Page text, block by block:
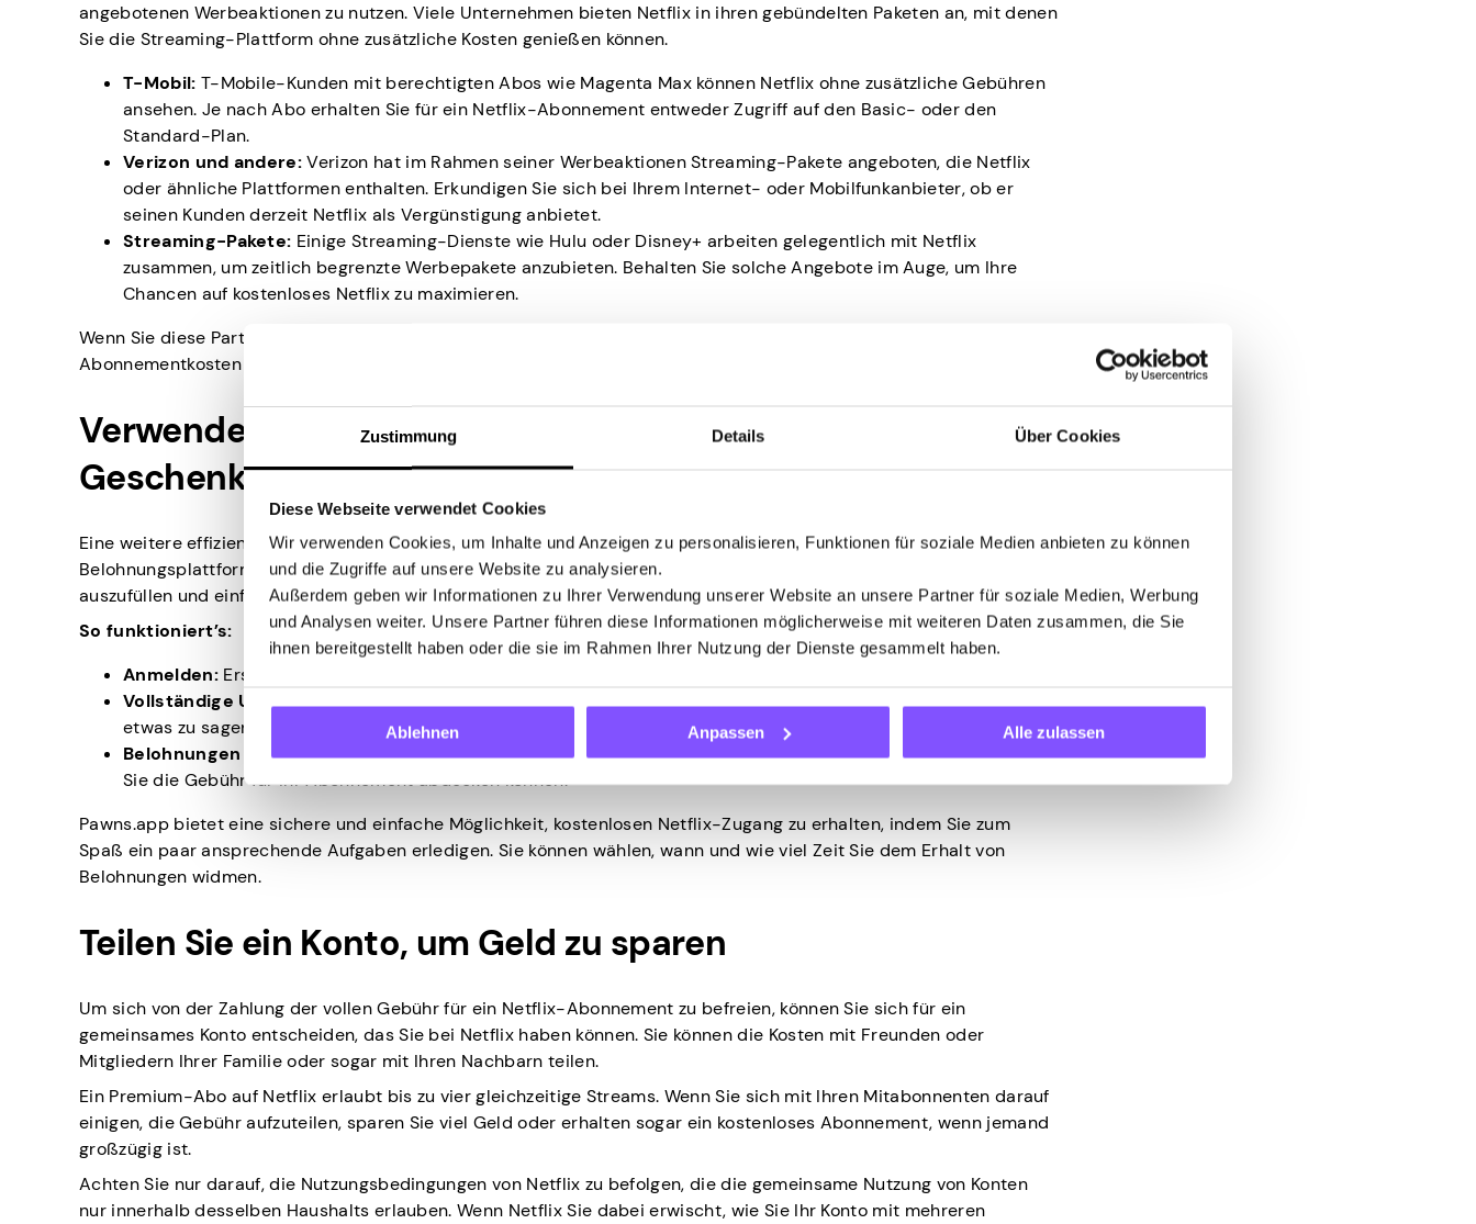
Zustimmung Details Über Cookies
Diese Webseite verwendet Cookies
Wir verwenden Cookies, um Inhalte und Anzeigen zu personalisieren, Funktionen für soziale Medien anbieten zu können
und die Zugriffe auf unsere Website zu analysieren.
Außerdem geben wir Informationen zu Ihrer Verwendung unserer Website an unsere Partner für soziale Medien, Werbung
und Analysen weiter. Unsere Partner führen diese Informationen möglicherweise mit weiteren Daten zusammen, die Sie
ihnen bereitgestellt haben oder die sie im Rahmen Ihrer Nutzung der Dienste gesammelt haben.
Ablehnen Anpassen Alle zulassen
angebotenen Werbeaktionen zu nutzen. Viele Unternehmen bieten Netflix in ihren gebündelten Paketen an, mit denen
Sie die Streaming-Plattform ohne zusätzliche Kosten genießen können.
T-Mobil: T-Mobile-Kunden mit berechtigten Abos wie Magenta Max können Netflix ohne zusätzliche Gebühren
ansehen. Je nach Abo erhalten Sie für ein Netflix-Abonnement entweder Zugriff auf den Basic- oder den
Standard-Plan.
Verizon und andere:Verizon hat im Rahmen seiner Werbeaktionen Streaming-Pakete angeboten, die Netflix
oder ähnliche Plattformen enthalten. Erkundigen Sie sich bei Ihrem Internet- oder Mobilfunkanbieter, ob er
seinen Kunden derzeit Netflix als Vergünstigung anbietet.
Streaming-Pakete: Einige Streaming-Dienste wie Hulu oder Disney+ arbeiten gelegentlich mit Netflix
zusammen, um zeitlich begrenzte Werbepakete anzubieten. Behalten Sie solche Angebote im Auge, um Ihre
Chancen auf kostenloses Netflix zu maximieren.
Wenn Sie diese Partnerschaften nutzen, können Sie Netflix weiterhin genießen und gleichzeitig die
Abonnementkosten senken oder ganz eliminieren.
Verwenden Sie Pawns.app, um kostenlose Netflix-
Geschenkkarten zu verdienen
Eine weitere effiziente Methode, um die Kosten für Ihr Netflix-Abonnement zu decken, ist die Verwendung von
Belohnungsplattformen wie Pawns.app. Diese Plattform bietet die Möglichkeit, Spiele zu spielen, Umfragen
auszufüllen und einfache Aufgaben für Belohnungen zu erfüllen, zu denen auch Netflix-Geschenkkarten gehören.
So funktioniert’s:
Anmelden:Erstellen Sie ein Konto auf Pawns.app.
Vollständige Umfragen:Nehmen Sie an bezahlten Umfragen zu Themen teil, bei denen Sie das Gefühl haben,
etwas zu sagen, oder versuchen Sie, sich an anderen bezahlten Aktivitäten auf der Plattform zu beteiligen.
Belohnungen einlösen:Tauschen Sie Ihre gesammelten Punkte gegen Netflix-Geschenkkarten ein, mit denen
Sie die Gebühr für Ihr Abonnement abdecken können.
Pawns.app bietet eine sichere und einfache Möglichkeit, kostenlosen Netflix-Zugang zu erhalten, indem Sie zum
Spaß ein paar ansprechende Aufgaben erledigen. Sie können wählen, wann und wie viel Zeit Sie dem Erhalt von
Belohnungen widmen.
Teilen Sie ein Konto, um Geld zu sparen
Um sich von der Zahlung der vollen Gebühr für ein Netflix-Abonnement zu befreien, können Sie sich für ein
gemeinsames Konto entscheiden, das Sie bei Netflix haben können. Sie können die Kosten mit Freunden oder
Mitgliedern Ihrer Familie oder sogar mit Ihren Nachbarn teilen.
Ein Premium-Abo auf Netflix erlaubt bis zu vier gleichzeitige Streams. Wenn Sie sich mit Ihren Mitabonnenten darauf
einigen, die Gebühr aufzuteilen, sparen Sie viel Geld oder erhalten sogar ein kostenloses Abonnement, wenn jemand
großzügig ist.
Achten Sie nur darauf, die Nutzungsbedingungen von Netflix zu befolgen, die die gemeinsame Nutzung von Konten
nur innerhalb desselben Haushalts erlauben. Wenn Netflix Sie dabei erwischt, wie Sie Ihr Konto mit mehreren